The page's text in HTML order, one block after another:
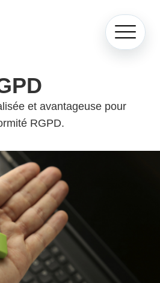
et avantageuse pour
RGPD.